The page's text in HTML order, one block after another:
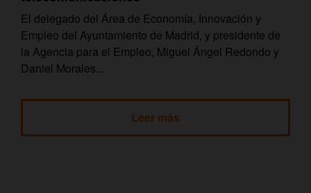
El delegado del Área de Economía, Innovación y
Empleo del Ayuntamiento de Madrid, y presidente de
la Agencia para el Empleo, Miguel Ángel Redondo y
Daniel Morales...
Leer más